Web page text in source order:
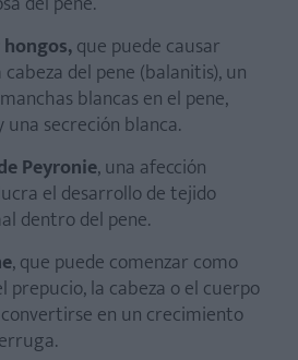
que puede causar
del pene (balanitis), un
blancas en el pene,
una secreción blanca.
Peyronie, una afección
el desarrollo de tejido
dentro del pene.
, que puede comenzar como
prepucio, la cabeza o el cuerpo
en un crecimiento